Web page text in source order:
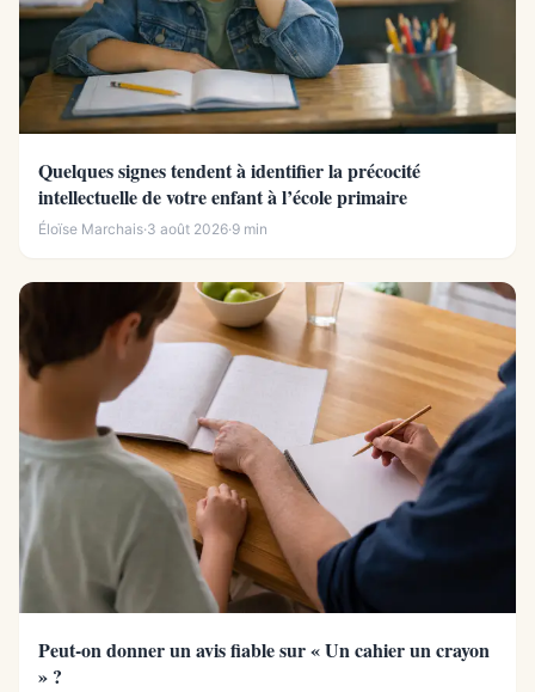
Quelques signes tendent à identifier la précocité
intellectuelle de votre enfant à l’école primaire
Éloïse Marchais·3 août 2026·9 min
Peut-on donner un avis fiable sur « Un cahier un crayon
» ?